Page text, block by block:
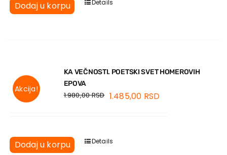
Dodaj u korpu Details
Akcija!
KA VEČNOSTI. POETSKI SVET HOMEROVIH
EPOVA
1.980,00RSD 1.485,00 RSD
Dodaj u korpu Details